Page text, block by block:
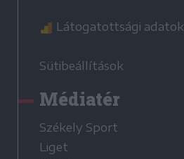
Látogatottsági adatok
Sütibeállítások
Médiatér
Székely Sport
Liget